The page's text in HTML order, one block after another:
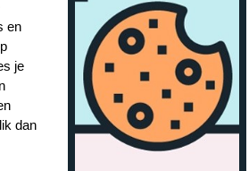
alles van Aubade
alle tops en broeken
Aubade
en
je
dan